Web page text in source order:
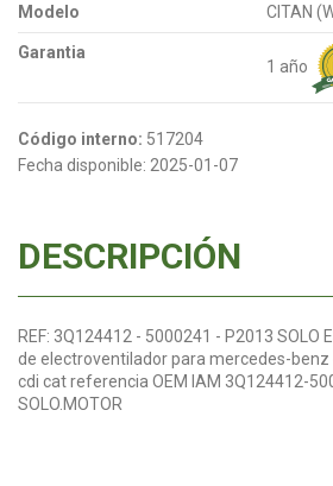
Modelo CITAN
Garantia
1 año
Código interno: 517204
Fecha disponible: 2025-01-07
DESCRIPCIÓN
REF: 3Q124412 - 5000241 - P2013 SOLO
de electroventilador para mercedes-
cdi cat referencia OEM IAM 3Q124412-
SOLO.MOTOR